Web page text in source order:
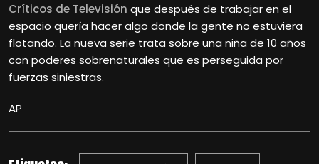
Críticos de Televisión que después de trabajar en el
espacio quería hacer algo donde la gente no estuviera
flotando. La nueva serie trata sobre una niña de 10 años
con poderes sobrenaturales que es perseguida por
fuerzas siniestras.
AP